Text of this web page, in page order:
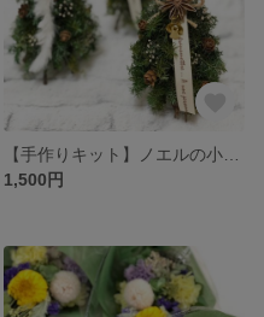
1,500円